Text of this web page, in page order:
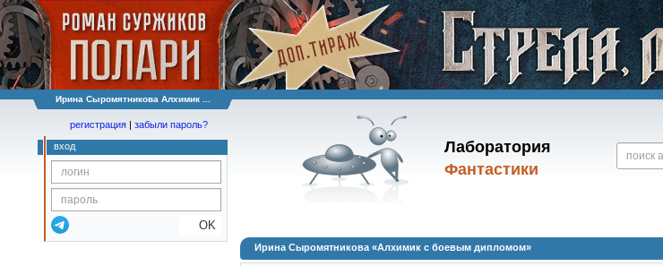
Ирина Сыромятникова Алхимик ...
Лаборатория
Фантастики
регистрация | забыли пароль?
вход
OK
Ирина Сыромятникова «Алхимик с боевым дипломом»